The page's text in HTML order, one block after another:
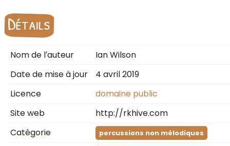
Détails
Nom de l′auteur
Ian Wilson
Date de mise à jour
4 avril 2019
Licence
domaine public
Site web
http://rkhive.com
Catégorie
percussions non mélodiques